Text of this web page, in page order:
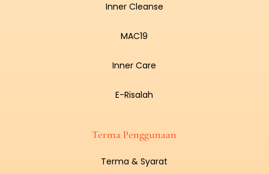
Inner Cleanse
MAC19
Inner Care
E-Risalah
Terma Penggunaan
Terma & Syarat